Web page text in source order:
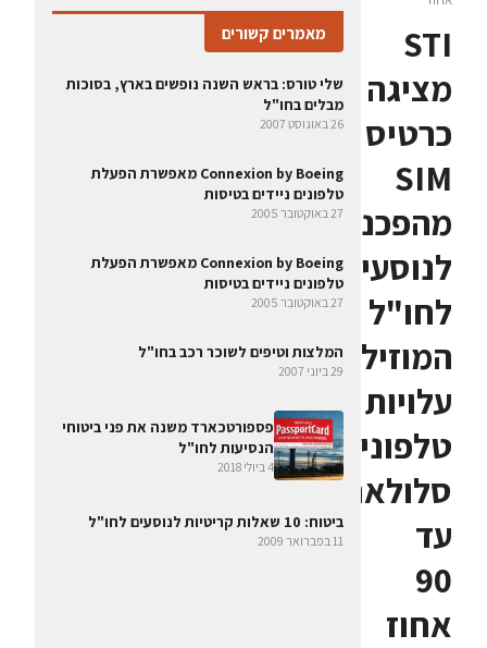
STI
מציגה
כרטיס
SIM
מהפכני
לנוסעים
לחו"ל
המוזיל
עלויות
טלפוניה
סלולארית
עד
90
אחוז
מאמרים קשורים
שלי טורס: בראש השנה נופשים בארץ, בסוכות
מבלים בחו"ל
26 באוגוסט 2007
Connexion by Boeing מאפשרת הפעלת
טלפונים ניידים בטיסות
27 באוקטובר 2005
Connexion by Boeing מאפשרת הפעלת
טלפונים ניידים בטיסות
27 באוקטובר 2005
המלצות וטיפים לשוכר רכב בחו"ל
29 ביוני 2007
פספורטכארד משנה את פני ביטוחי
הנסיעות לחו"ל
4 ביולי 2018
ביטוח: 10 שאלות קריטיות לנוסעים לחו"ל
11 בפברואר 2009